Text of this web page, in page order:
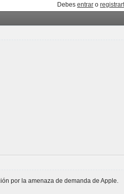
Debes entrar o
por la amenaza de demanda de Apple.